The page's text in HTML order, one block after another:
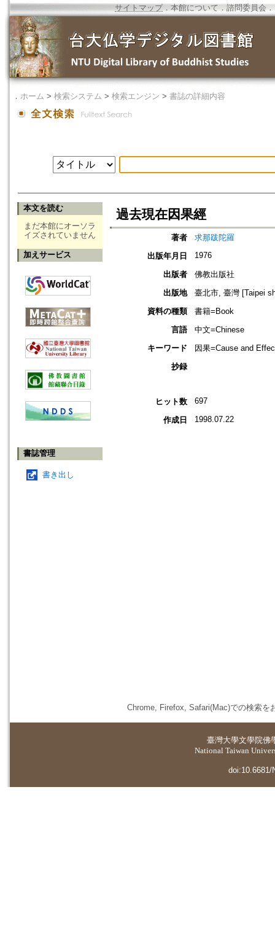
サイトマップ．本館について ． 諮問委員会 ．
． ホーム > 検索システム > 検索エンジン > 書誌の詳細内容
本文を読む
まだ本館にオーソラ
イズされていません
加えサービス
書誌管理
書き出し
過去現在因果經
著者
求那跋陀羅
出版年月日
1976
出版者
佛教出版社
出版地
臺北市, 臺灣 [Taipei
資料の種類
書籍=Book
言語
中文=Chinese
キーワード
因果=Cause and
抄録
ヒット数 697
作成日 1998.07.22
Chrome, Firefox, Safari(Mac)での検索を
臺灣大學文學院佛
National Taiwan
doi:10.6681/